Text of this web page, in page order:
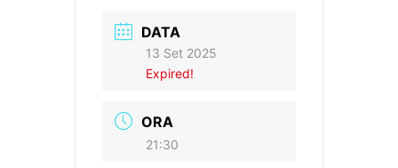
DATA
13 Set 2025
Expired!
ORA
21:30